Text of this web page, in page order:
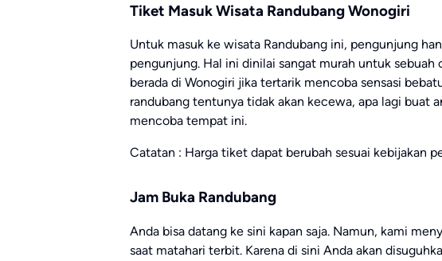
Tiket Masuk Wisata Randubang Wonogiri
Untuk masuk ke wisata Randubang ini, pengunjung
pengunjung. Hal ini dinilai sangat murah untuk sebuah
berada di Wonogiri jika tertarik mencoba sensasi
randubang tentunya tidak akan kecewa, apa lagi buat
mencoba tempat ini.
Catatan : Harga tiket dapat berubah sesuai kebijakan
Jam Buka Randubang
Anda bisa datang ke sini kapan saja. Namun, kami
saat matahari terbit. Karena di sini Anda akan